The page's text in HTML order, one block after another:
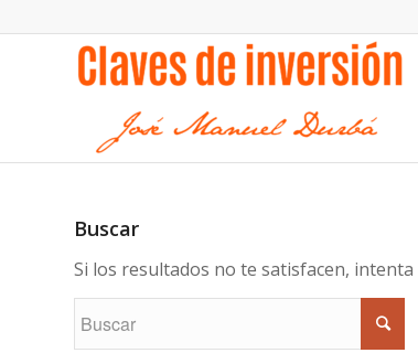
Buscar
Si los resultados no te satisfacen,